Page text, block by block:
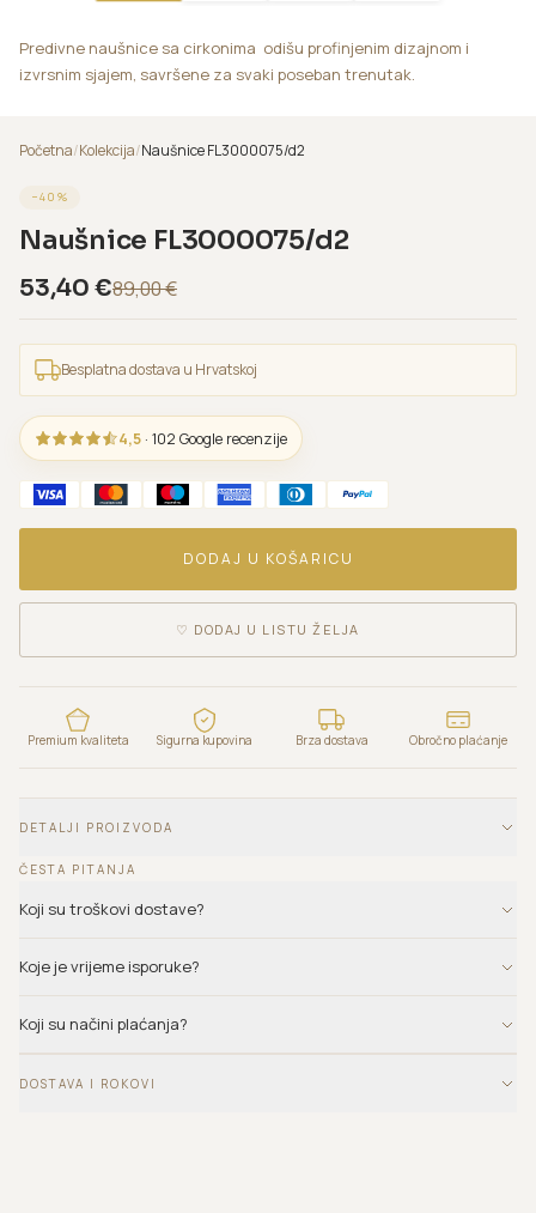
Predivne naušnice sa cirkonima odišu profinjenim dizajnom i
izvrsnim sjajem, savršene za svaki poseban trenutak.
Početna/Kolekcija/Naušnice FL3000075/d2
−40 %
Naušnice FL3000075/d2
53,40 €89,00€
Besplatna dostava u Hrvatskoj
4,5 · 102 Google recenzije
DODAJ U KOŠARICU
♡ DODAJ U LISTU ŽELJA
Premium kvaliteta Sigurna kupovina Brza dostava Obročno plaćanje
DETALJI PROIZVODA
ČESTA PITANJA
Koji su troškovi dostave?
Koje je vrijeme isporuke?
Koji su načini plaćanja?
DOSTAVA I ROKOVI